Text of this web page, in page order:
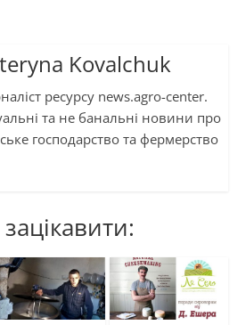
Kovalchuk
ресурсу news.agro-center.
та не банальні новини про
господарство та фермерство